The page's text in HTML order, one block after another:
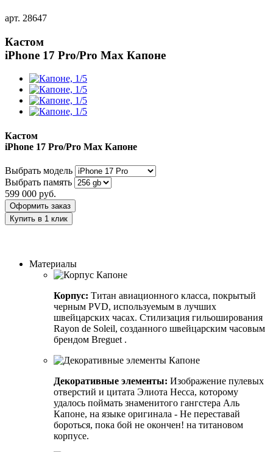
арт. 28647
Кастом
iPhone 17 Pro/Pro Max Капоне
Кастом
iPhone 17 Pro/Pro Max Капоне
Выбрать модель
Выбрать память
599 000 руб.
Оформить заказ
Купить в 1 клик
Материалы
Корпус: Титан авиационного класса, покрытый
черным PVD, используемым в лучших
швейцарских часах. Стилизация гильоширования
Rayon de Soleil, созданного швейцарским часовым
брендом Breguet .
Декоративные элементы: Изображение пулевых
отверстий и цитата Элиота Несса, которому
удалось поймать знаменитого гангстера Аль
Капоне, на языке оригинала - Не переставай
бороться, пока бой не окончен! на титановом
корпусе.